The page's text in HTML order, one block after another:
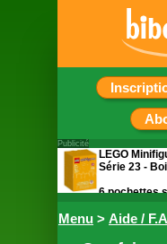
Menu > Aide /
Publicité
LEGO
Série 23 -
6 pochettes
une figurine